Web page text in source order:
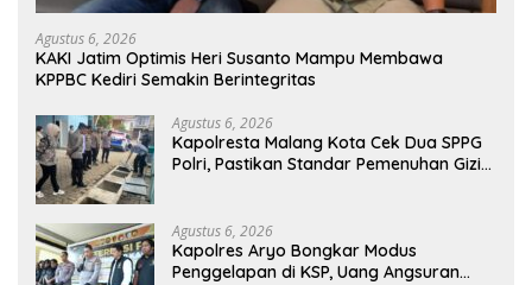
Agustus 6, 2026
KAKI Jatim Optimis Heri Susanto Mampu Membawa
KPPBC Kediri Semakin Berintegritas
Agustus 6, 2026
Kapolresta Malang Kota Cek Dua SPPG
Polri, Pastikan Standar Pemenuhan Gizi
Agustus 6, 2026
Kapolres Aryo Bongkar Modus
Penggelapan di KSP, Uang Angsuran